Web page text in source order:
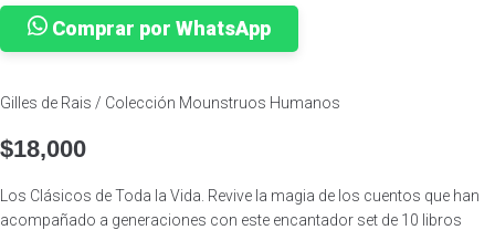
Comprar por WhatsApp
Gilles de Rais / Colección Mounstruos Humanos
$18,000
Los Clásicos de Toda la Vida. Revive la magia de los cuentos que han
acompañado a generaciones con este encantador set de 10 libros